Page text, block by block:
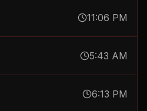
11:06 PM
5:43 AM
6:13 PM